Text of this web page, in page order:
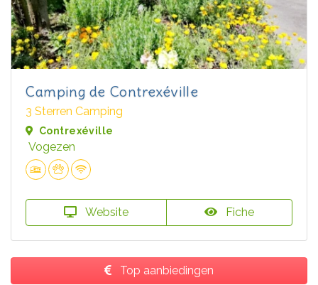
Camping de Contrexéville
3 Sterren Camping
Contrexéville
Vogezen
Website Fiche
Top aanbiedingen